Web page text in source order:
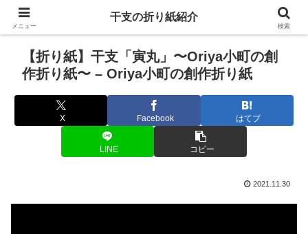
【折り紙】干支「寅丸」〜Oriya小町の創
作折り紙〜 – Oriya小町の創作折り紙
X Facebook はてブ
LINE コピー
2021.11.30
メニュー
干支の折り紙紹介
検索